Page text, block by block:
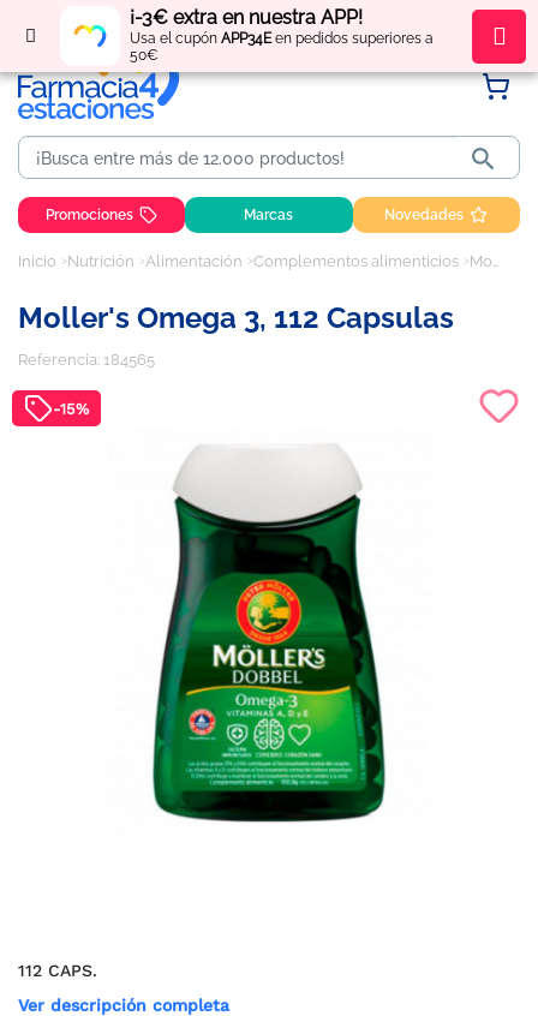
¡-3€ extra en nuestra APP!
Usa el cupón APP34Een pedidos superiores a
50€
Regístratey obténpuntos por tus compras

Promociones Marcas Novedades
Inicio Nutrición Alimentación Complementos alimenticios Moller's Omega 3, 112 capsulas
Moller's Omega 3, 112 Capsulas
Referencia: 184565
-15%
112 CAPS.
Ver descripción completa